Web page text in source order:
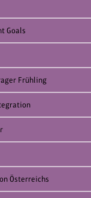
Goals
Frühling
Österreichs